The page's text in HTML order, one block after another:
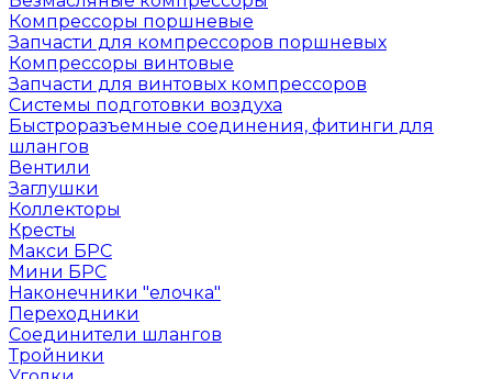
Компрессоры поршневые
Запчасти для компрессоров поршневых
Компрессоры винтовые
Запчасти для винтовых компрессоров
Системы подготовки воздуха
Быстроразъемные соединения, фитинги для
шлангов
Вентили
Заглушки
Коллекторы
Кресты
Макси БРС
Мини БРС
Наконечники "елочка"
Переходники
Соединители шлангов
Тройники